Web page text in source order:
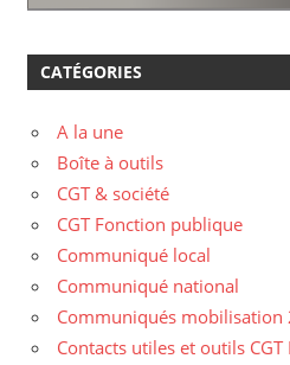
CATÉGORIES
A la une
Boîte à outils
CGT & société
CGT Fonction publique
Communiqué local
Communiqué national
Communiqués mobilisation
Contacts utiles et outils CGT